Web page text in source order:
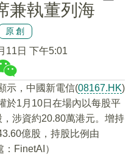
兼執董列海
原創
11日 下午5:01
示，中國新電信(08167.HK)
於1月10日在場內以每股平
涉資約20.80萬港元。增持
億股，持股比例由
FinetAI）